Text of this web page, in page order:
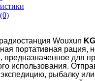
Wouxun
портативная рация,
предназначенное для
использования.
рыбалку